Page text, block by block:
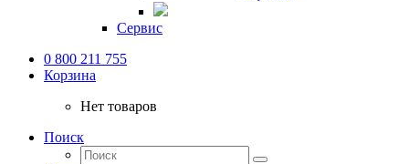
Сервис
0 800 211 755
Корзина
Нет товаров
Поиск